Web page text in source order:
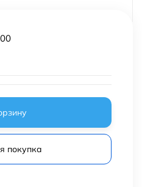
покупка